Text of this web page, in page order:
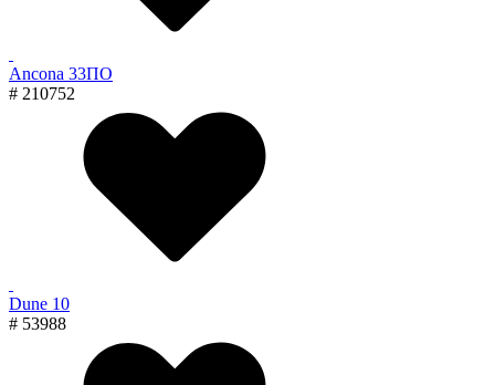
Ancona 33ПО
# 210752
Dune 10
# 53988